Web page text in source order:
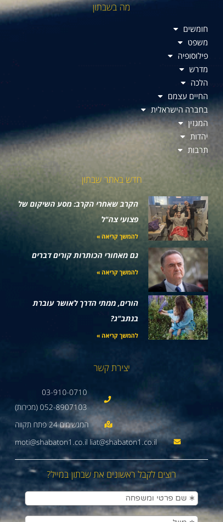
מה בשבתון
חומשים
משפט
פילוסופיה
מדרש
הלכה
החיים עצמם
בחברה הישראלית
המגזין
יהדות
תרבות
חדש באתר שבתון
הקרב שאחרי הקרב: מסע השיקום של
פצועי צה"ל
להמשך קריאה »
גם מאחורי הכותרות קורים דברים
להמשך קריאה »
הורים, ממתי הדרך לאושר עוברת
בנתב"ג?
להמשך קריאה »
יצירת קשר
03-910-0710
052-8907103 (מכירות)
moti@shabaton1.co.il liat@shabaton1.co.il
רוצים לקבל ראשונים את שבתון במייל?